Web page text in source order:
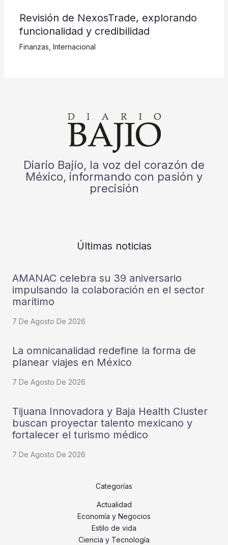
Revisión de NexosTrade, explorando
funcionalidad y credibilidad
Finanzas Internacional
Diario Bajío, la voz del corazón de
México, informando con pasión y
precisión
Últimas noticias
AMANAC celebra su 39 aniversario
impulsando la colaboración en el sector
marítimo
7 De Agosto De 2026
La omnicanalidad redefine la forma de
planear viajes en México
7 De Agosto De 2026
Tijuana Innovadora y Baja Health Cluster
buscan proyectar talento mexicano y
fortalecer el turismo médico
7 De Agosto De 2026
Categorías
Actualidad
Economía y Negocios
Estilo de vida
Ciencia y Tecnología